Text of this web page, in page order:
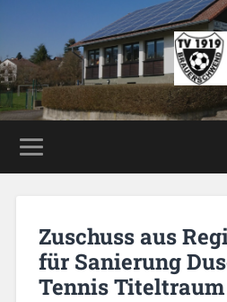
Zuschuss aus
für Sanierung
Tennis